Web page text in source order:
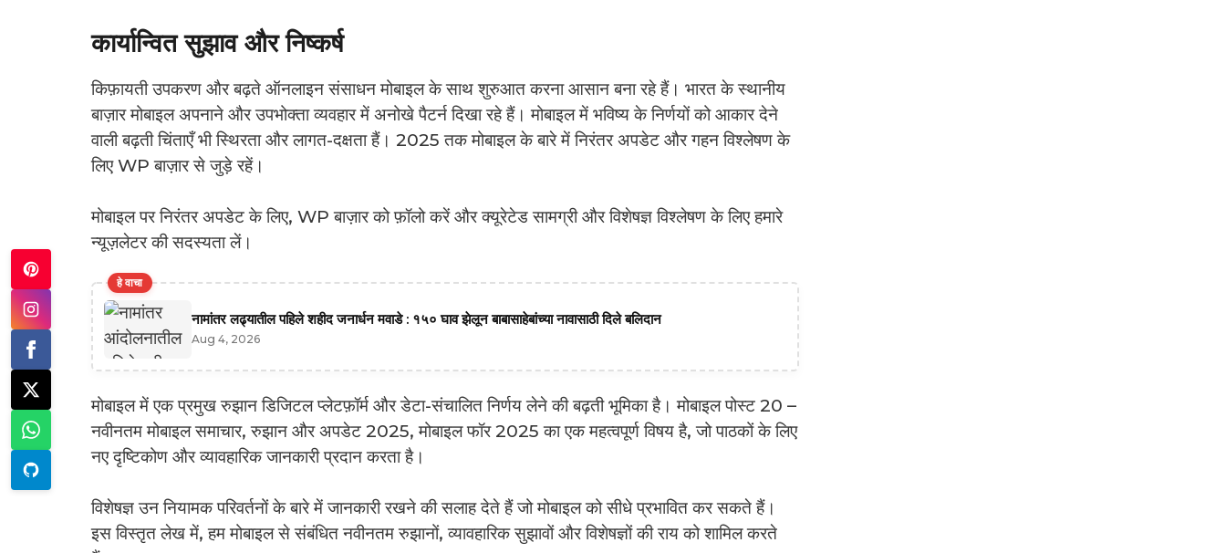
कार्यान्वित सुझाव और निष्कर्ष
किफ़ायती उपकरण और बढ़ते ऑनलाइन संसाधन मोबाइल के साथ शुरुआत करना आसान बना रहे हैं। भारत के स्थानीय
बाज़ार मोबाइल अपनाने और उपभोक्ता व्यवहार में अनोखे पैटर्न दिखा रहे हैं। मोबाइल में भविष्य के निर्णयों को आकार देने
वाली बढ़ती चिंताएँ भी स्थिरता और लागत-दक्षता हैं। 2025 तक मोबाइल के बारे में निरंतर अपडेट और गहन विश्लेषण के
लिए WP बाज़ार से जुड़े रहें।
मोबाइल पर निरंतर अपडेट के लिए, WP बाज़ार को फ़ॉलो करें और क्यूरेटेड सामग्री और विशेषज्ञ विश्लेषण के लिए हमारे
न्यूज़लेटर की सदस्यता लें।
हे वाचा
नामांतर लढ्यातील पहिले शहीद जनार्धन मवाडे : १५० घाव झेलून बाबासाहेबांच्या नावासाठी दिले बलिदान
Aug 4, 2026
मोबाइल में एक प्रमुख रुझान डिजिटल प्लेटफ़ॉर्म और डेटा-संचालित निर्णय लेने की बढ़ती भूमिका है। मोबाइल पोस्ट 20 –
नवीनतम मोबाइल समाचार, रुझान और अपडेट 2025, मोबाइल फॉर 2025 का एक महत्वपूर्ण विषय है, जो पाठकों के लिए
नए दृष्टिकोण और व्यावहारिक जानकारी प्रदान करता है।
विशेषज्ञ उन नियामक परिवर्तनों के बारे में जानकारी रखने की सलाह देते हैं जो मोबाइल को सीधे प्रभावित कर सकते हैं।
इस विस्तृत लेख में, हम मोबाइल से संबंधित नवीनतम रुझानों, व्यावहारिक सुझावों और विशेषज्ञों की राय को शामिल करते